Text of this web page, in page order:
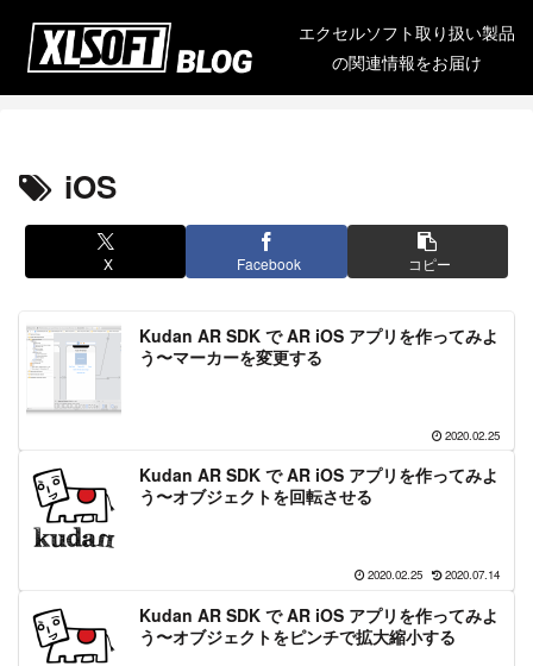
エクセルソフト取り扱い製品
の関連情報をお届け
iOS
X Facebook コピー
Kudan AR SDK で AR iOS アプリを作ってみよ
う〜マーカーを変更する
2020.02.25
Kudan AR SDK で AR iOS アプリを作ってみよ
う〜オブジェクトを回転させる
2020.02.25 2020.07.14
Kudan AR SDK で AR iOS アプリを作ってみよ
う〜オブジェクトをピンチで拡大縮小する